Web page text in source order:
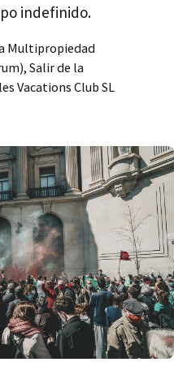
indefinido.
Multipropiedad
,Salir de la
Vacations Club SL